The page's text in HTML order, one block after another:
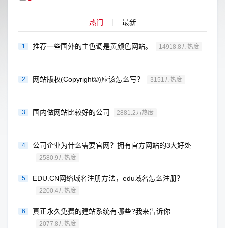
热门 最新
1 推荐一些国外的主色调是黄颜色网站。 14918.8万热度
2 网站版权(Copyright©)应该怎么写？ 3151万热度
3 国内做网站比较好的公司 2881.2万热度
4 公司企业为什么需要官网？拥有官方网站的3大好处
2580.9万热度
5 EDU.CN网络域名注册方法，edu域名怎么注册？
2200.4万热度
6 真正永久免费的建站系统有哪些?我来告诉你
2077.8万热度